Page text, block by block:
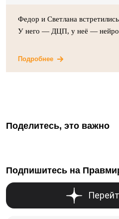
Федор и Светлана
У него — ДЦП, у неё —
Подробнее
Поделитесь, это важно
Подпишитесь на